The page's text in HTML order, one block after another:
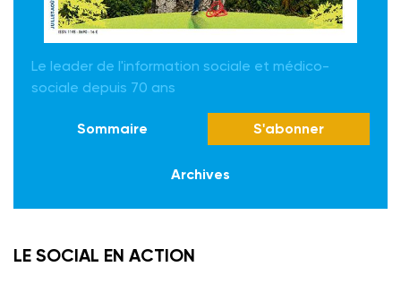
Le leader de l'information sociale et médico-
sociale depuis 70 ans
Sommaire S'abonner
Archives
LE SOCIAL EN ACTION